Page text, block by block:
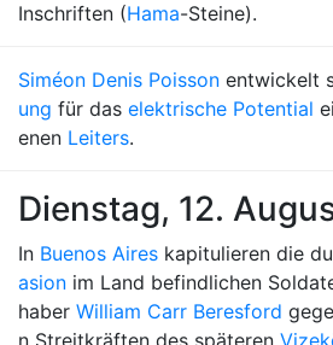
Inschriften (Hama-Steine).
Siméon Denis Poisson entwickelt
ung für das elektrische Potential
enen Leiters.
Dienstag, 12.
In Buenos Aires kapitulieren die
asion im Land befindlichen
haber William Carr Beresford
n Streitkräften des späteren